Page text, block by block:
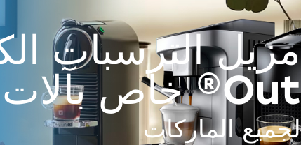
Out® خاص بآلات القهوة الإسبريسو
لجميع الماركات